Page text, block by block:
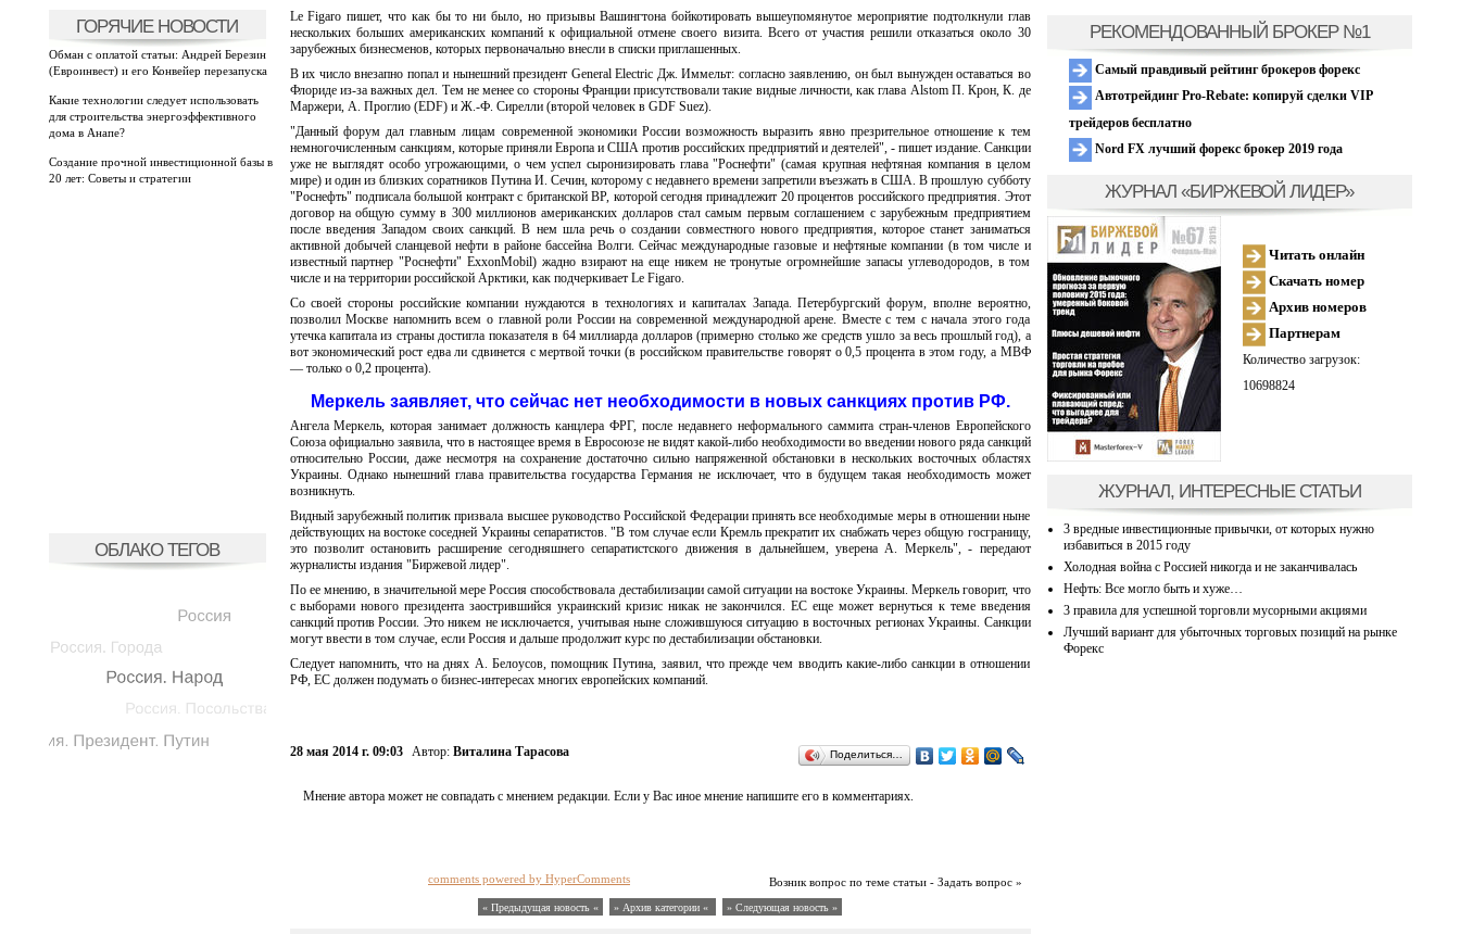
ГОРЯЧИЕ НОВОСТИ
Обман с оплатой статьи: Андрей Березин
(Евроинвест) и его Конвейер перезапуска
Какие технологии следует использовать
для строительства энергоэффективного
дома в Анапе?
Создание прочной инвестиционной базы в
20 лет: Советы и стратегии
ОБЛАКО ТЕГОВ
Le Figaro пишет, что как бы то ни было, но призывы Вашингтона бойкотировать вышеупомянутое мероприятие подтолкнули глав
нескольких больших американских компаний к официальной отмене своего визита. Всего от участия решили отказаться около 30
зарубежных бизнесменов, которых первоначально внесли в списки приглашенных.
В их число внезапно попал и нынешний президент General Electric Дж. Иммельт: согласно заявлению, он был вынужден оставаться во
Флориде из-за важных дел. Тем не менее со стороны Франции присутствовали такие видные личности, как глава Alstom П. Крон, К. де
Маржери, А. Проглио (EDF) и Ж.-Ф. Сирелли (второй человек в GDF Suez).
"Данный форум дал главным лицам современной экономики России возможность выразить явно презрительное отношение к тем
немногочисленным санкциям, которые приняли Европа и США против российских предприятий и деятелей", - пишет издание. Санкции
уже не выглядят особо угрожающими, о чем успел сыронизировать глава "Роснефти" (самая крупная нефтяная компания в целом
мире) и один из близких соратников Путина И. Сечин, которому с недавнего времени запретили въезжать в США. В прошлую субботу
"Роснефть" подписала большой контракт с британской ВР, которой сегодня принадлежит 20 процентов российского предприятия. Этот
договор на общую сумму в 300 миллионов американских долларов стал самым первым соглашением с зарубежным предприятием
после введения Западом своих санкций. В нем шла речь о создании совместного нового предприятия, которое станет заниматься
активной добычей сланцевой нефти в районе бассейна Волги. Сейчас международные газовые и нефтяные компании (в том числе и
известный партнер "Роснефти" ExxonMobil) жадно взирают на еще никем не тронутые огромнейшие запасы углеводородов, в том
числе и на территории российской Арктики, как подчеркивает Le Figaro.
Со своей стороны российские компании нуждаются в технологиях и капиталах Запада. Петербургский форум, вполне вероятно,
позволил Москве напомнить всем о главной роли России на современной международной арене. Вместе с тем с начала этого года
утечка капитала из страны достигла показателя в 64 миллиарда долларов (примерно столько же средств ушло за весь прошлый год), а
вот экономический рост едва ли сдвинется с мертвой точки (в российском правительстве говорят о 0,5 процента в этом году, а МВФ
— только о 0,2 процента).
Меркель заявляет, что сейчас нет необходимости в новых санкциях против РФ.
Ангела Меркель, которая занимает должность канцлера ФРГ, после недавнего неформального саммита стран-членов Европейского
Союза официально заявила, что в настоящее время в Евросоюзе не видят какой-либо необходимости во введении нового ряда санкций
относительно России, даже несмотря на сохранение достаточно сильно напряженной обстановки в нескольких восточных областях
Украины. Однако нынешний глава правительства государства Германия не исключает, что в будущем такая необходимость может
возникнуть.
Видный зарубежный политик призвала высшее руководство Российской Федерации принять все необходимые меры в отношении ныне
действующих на востоке соседней Украины сепаратистов. "В том случае если Кремль прекратит их снабжать через общую госграницу,
это позволит остановить расширение сегодняшнего сепаратистского движения в дальнейшем, уверена А. Меркель", - передают
журналисты издания "Биржевой лидер".
По ее мнению, в значительной мере Россия способствовала дестабилизации самой ситуации на востоке Украины. Меркель говорит, что
с выборами нового президента заострившийся украинский кризис никак не закончился. ЕС еще может вернуться к теме введения
санкций против России. Это никем не исключается, учитывая ныне сложившуюся ситуацию в восточных регионах Украины. Санкции
могут ввести в том случае, если Россия и дальше продолжит курс по дестабилизации обстановки.
Следует напомнить, что на днях А. Белоусов, помощник Путина, заявил, что прежде чем вводить какие-либо санкции в отношении
РФ, ЕС должен подумать о бизнес-интересах многих европейских компаний.
28 мая 2014 г. 09:03 Автор: Виталина Тарасова Поделиться…
Мнение автора может не совпадать с мнением редакции. Если у Вас иное мнение напишите его в комментариях.
Возник вопрос по теме статьи - Задать вопрос »
comments powered by HyperComments
« Предыдущая новость « » Архив категории « » Следующая новость »
РЕКОМЕНДОВАННЫЙ БРОКЕР №1
Самый правдивый рейтинг брокеров форекс
Автотрейдинг Pro-Rebate: копируй сделки VIP
трейдеров бесплатно
Nord FX лучший форекс брокер 2019 года
ЖУРНАЛ «БИРЖЕВОЙ ЛИДЕР»
Читать онлайн
Скачать номер
Архив номеров
Партнерам
Количество загрузок:
10698824
ЖУРНАЛ, ИНТЕРЕСНЫЕ СТАТЬИ
3 вредные инвестиционные привычки, от которых нужно
избавиться в 2015 году
Холодная война с Россией никогда и не заканчивалась
Нефть: Все могло быть и хуже…
3 правила для успешной торговли мусорными акциями
Лучший вариант для убыточных торговых позиций на рынке
Форекс